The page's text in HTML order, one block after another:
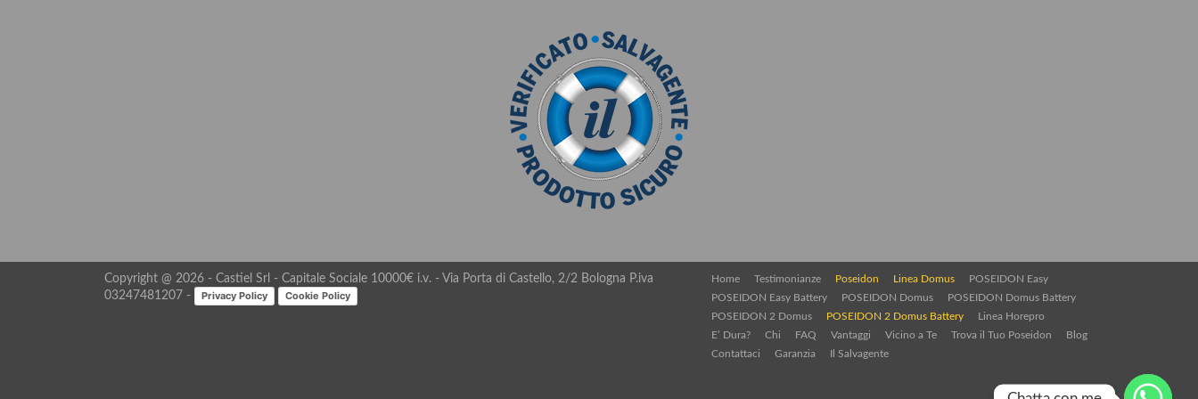
Copyright @ 2026 - Castiel Srl - Capitale Sociale 10000€ i.v. - Via Porta di Castello, 2/2 Bologna P.iva
03247481207 -
Privacy Policy Cookie Policy
Home Testimonianze Poseidon Linea Domus
POSEIDON Easy
POSEIDON Easy Battery
POSEIDON Domus
POSEIDON Domus Battery
POSEIDON 2 Domus
POSEIDON 2 Domus Battery
Linea Horepro
E’ Dura?
Chi FAQ Vantaggi Vicino a Te Trova il Tuo Poseidon
Blog
Contattaci
Garanzia Il Salvagente